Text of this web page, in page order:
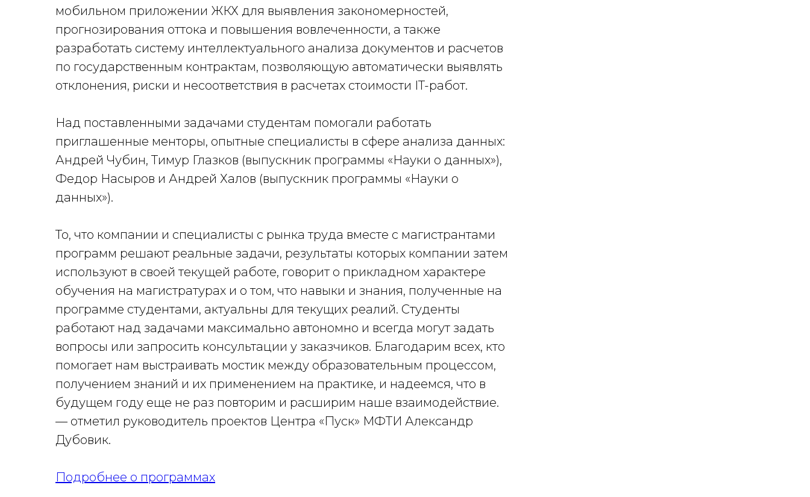
мобильном приложении ЖКХ для выявления закономерностей,
прогнозирования оттока и повышения вовлеченности, а также
разработать систему интеллектуального анализа документов и расчетов
по государственным контрактам, позволяющую автоматически выявлять
отклонения, риски и несоответствия в расчетах стоимости IT-работ.
Над поставленными задачами студентам помогали работать
приглашенные менторы, опытные специалисты в сфере анализа данных:
Андрей Чубин, Тимур Глазков (выпускник программы «Науки о данных»),
Федор Насыров и Андрей Халов (выпускник программы «Науки о
данных»).
То, что компании и специалисты с рынка труда вместе с магистрантами
программ решают реальные задачи, результаты которых компании затем
используют в своей текущей работе, говорит о прикладном характере
обучения на магистратурах и о том, что навыки и знания, полученные на
программе студентами, актуальны для текущих реалий. Студенты
работают над задачами максимально автономно и всегда могут задать
вопросы или запросить консультации у заказчиков. Благодарим всех, кто
помогает нам выстраивать мостик между образовательным процессом,
получением знаний и их применением на практике, и надеемся, что в
будущем году еще не раз повторим и расширим наше взаимодействие.
— отметил руководитель проектов Центра «Пуск» МФТИ Александр
Дубовик.
Подробнее о программах